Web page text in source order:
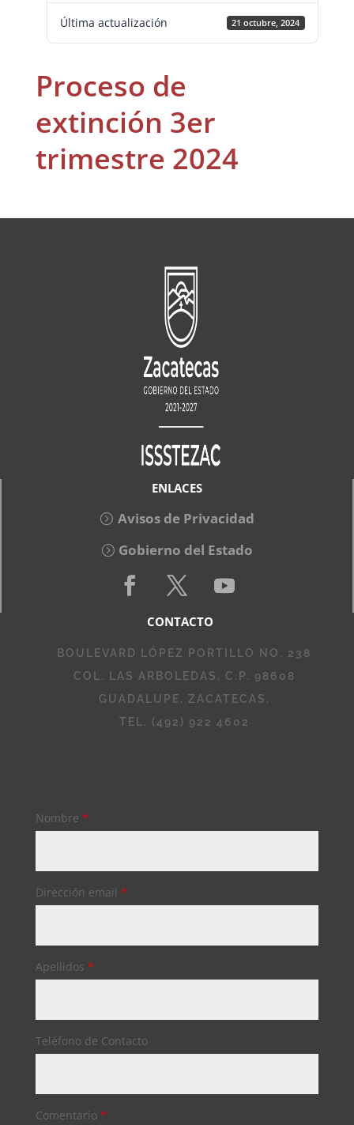
Última actualización 21 octubre, 2024
Proceso de
extinción 3er
trimestre 2024
ENLACES
Avisos de Privacidad
Gobierno del Estado
CONTACTO
BOULEVARD LÓPEZ PORTILLO NO. 238
COL. LAS ARBOLEDAS, C.P. 98608
GUADALUPE, ZACATECAS.
TEL. (492) 922 4602
Nombre *
Dirección email *
Apellidos *
Teléfono de Contacto
Comentario *